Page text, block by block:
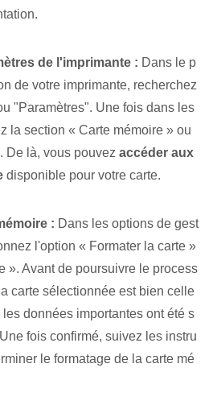
de l'imprimante : Dans le p
de votre imprimante, recherchez
"Paramètres". Une fois dans les
la section « Carte mémoire » ou
De là, vous pouvez accéder aux
disponible pour votre carte.
: Dans les options de gest
l'option « Formater la carte »
». ⁣Avant de poursuivre le process
carte sélectionnée est bien celle
données importantes ont été s
fois confirmé, suivez les instru
le formatage de la carte mé